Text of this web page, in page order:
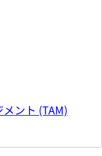
ント (TAM)